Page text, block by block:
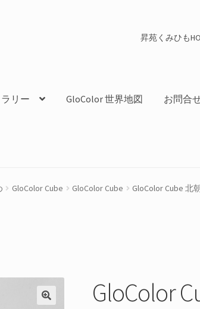
昇苑くみひも
リー GloColor 世界地図 お問合
GloColor Cube GloColor Cube GloColor Cube 北
GloColor